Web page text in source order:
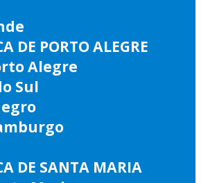
DE PORTO ALEGRE
Alegre
Sul
DE SANTA MARIA